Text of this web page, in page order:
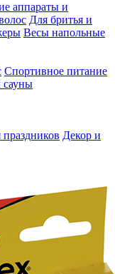
аппараты и
Для бритья и
Весы напольные
Спортивное питание
сауны
Декор и